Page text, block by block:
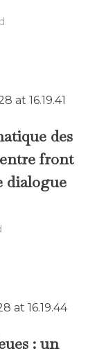
des
front
dialogue
: un